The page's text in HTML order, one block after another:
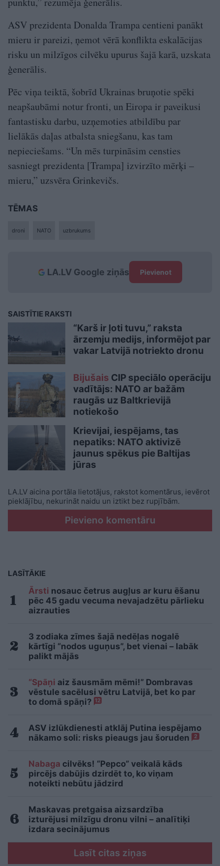
ASV prezidenta Donalda Trampa centieni panākt
mieru ir pareizi, ņemot vērā konflikta eskalācijas
risku un milzīgos cilvēku upurus šajā karā, uzskata
ģenerālis.
Pēc viņa teiktā, šobrīd Ukrainas bruņotie spēki
neapšaubāmi notur fronti, un Eiropa ir paveikusi
fantastisku darbu, uzņemoties atbildību par
lielākās daļas atbalsta sniegšanu, kas tam
nepieciešams. “Un mēs turpināsim censties
sasniegt prezidenta [Trampa] izvirzīto mērķi –
mieru,” uzsvēra Grinkevičs.
TĒMAS
droni NATO uzbrukums
LA.LV Google ziņās Pievienot
SAISTĪTIE RAKSTI
“Karš ir ļoti tuvu,” raksta
ārzemju medijs, informējot par
vakar Latvijā notriekto dronu
Bijušais CIP speciālo operāciju
vadītājs: NATO ar bažām
raugās uz Baltkrievijā
notiekošo
Krievijai, iespējams, tas
nepatiks: NATO aktivizē
jaunus spēkus pie Baltijas
jūras
LA.LV aicina portāla lietotājus, rakstot komentārus, ievērot
pieklājību, nekurināt naidu un iztikt bez rupjībām.
Pievieno komentāru
LASĪTĀKIE
Ārsti nosauc četrus augļus ar kuru ēšanu
pēc 45 gadu vecuma nevajadzētu pārlieku
aizrauties
3 zodiaka zīmes šajā nedēļas nogalē
kārtīgi “nodos uguņus”, bet vienai – labāk
palikt mājās
“Spāņi aiz šausmām mēmi!” Dombravas
vēstule sacēlusi vētru Latvijā, bet ko par
to domā spāņi? 12
ASV izlūkdienesti atklāj Putina iespējamo
nākamo soli: risks pieaugs jau šoruden
2
Nabaga cilvēks! “Pepco” veikalā kāds
pircējs dabūjis dzirdēt to, ko viņam
noteikti nebūtu jādzird
Maskavas pretgaisa aizsardzība
izturējusi milzīgu dronu vilni – analītiķi
izdara secinājumus
Lasīt citas ziņas